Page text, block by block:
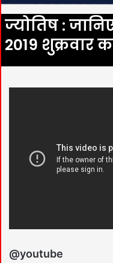
ज्योतिष :
2019 शुक्रवार
@youtube